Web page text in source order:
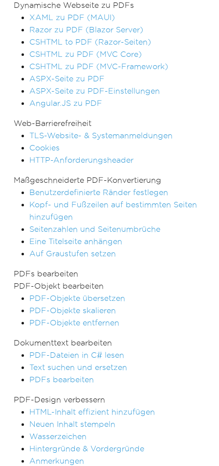
Dynamische Webseite zu PDFs
XAML zu PDF (MAUI)
Razor zu PDF (Blazor Server)
CSHTML to PDF (Razor-Seiten)
CSHTML zu PDF (MVC Core)
CSHTML zu PDF (MVC-Framework)
ASPX-Seite zu PDF
ASPX-Seite zu PDF-Einstellungen
Angular.JS zu PDF
Web-Barrierefreiheit
TLS-Website- & Systemanmeldungen
Cookies
HTTP-Anforderungsheader
Maßgeschneiderte PDF-Konvertierung
Benutzerdefinierte Ränder festlegen
Kopf- und Fußzeilen auf bestimmten Seiten
hinzufügen
Seitenzahlen und Seitenumbrüche
Eine Titelseite anhängen
Auf Graustufen setzen
PDFs bearbeiten
PDF-Objekt bearbeiten
PDF-Objekte übersetzen
PDF-Objekte skalieren
PDF-Objekte entfernen
Dokumenttext bearbeiten
PDF-Dateien in C# lesen
Text suchen und ersetzen
PDFs bearbeiten
PDF-Design verbessern
HTML-Inhalt effizient hinzufügen
Neuen Inhalt stempeln
Wasserzeichen
Hintergründe & Vordergründe
Anmerkungen